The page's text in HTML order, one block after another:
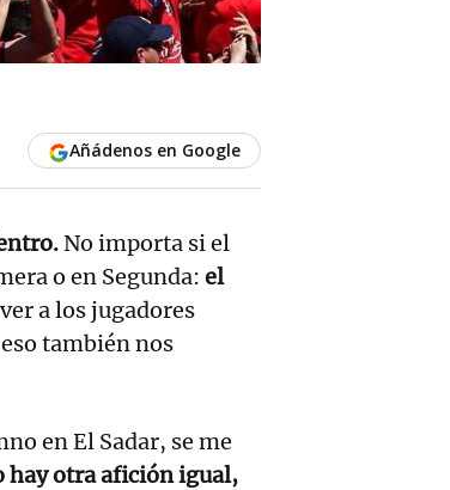
Añádenos en Google
No importa si el
o en Segunda: el
a los jugadores
también nos
en El Sadar, se me
hay otra afición igual,